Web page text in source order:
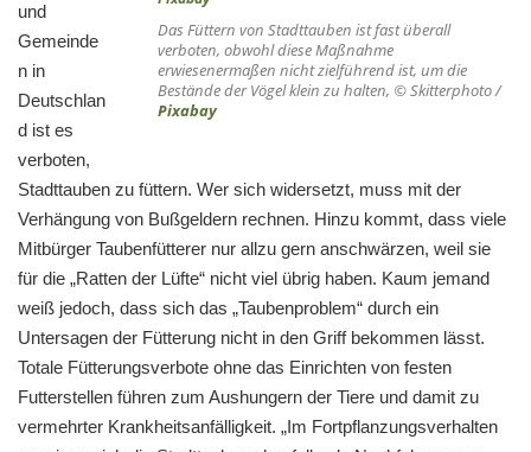
Das Füttern von Stadttauben ist fast überall
verboten, obwohl diese Maßnahme
erwiesenermaßen nicht zielführend ist, um die
Bestände der Vögel klein zu halten, © Skitterphoto /
Pixabay
und
Gemeinde
n in
Deutschlan
d ist es
verboten,
Stadttauben zu füttern. Wer sich widersetzt, muss mit der
Verhängung von Bußgeldern rechnen. Hinzu kommt, dass viele
Mitbürger Taubenfütterer nur allzu gern anschwärzen, weil sie
für die „Ratten der Lüfte“ nicht viel übrig haben. Kaum jemand
weiß jedoch, dass sich das „Taubenproblem“ durch ein
Untersagen der Fütterung nicht in den Griff bekommen lässt.
Totale Fütterungsverbote ohne das Einrichten von festen
Futterstellen führen zum Aushungern der Tiere und damit zu
vermehrter Krankheitsanfälligkeit. „Im Fortpflanzungsverhalten